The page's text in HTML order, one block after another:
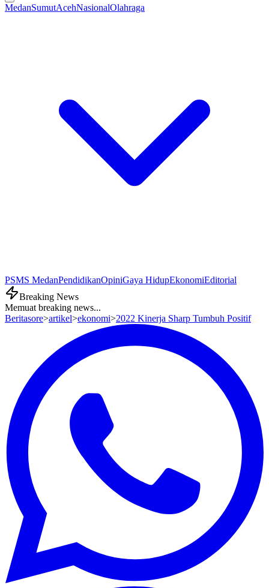
MedanSumutAcehNasionalOlahraga
PSMS MedanPendidikanOpiniGaya HidupEkonomiEditorial
Breaking News
Memuat breaking news...
Beritasore>artikel>ekonomi>2022 Kinerja Sharp Tumbuh Positif